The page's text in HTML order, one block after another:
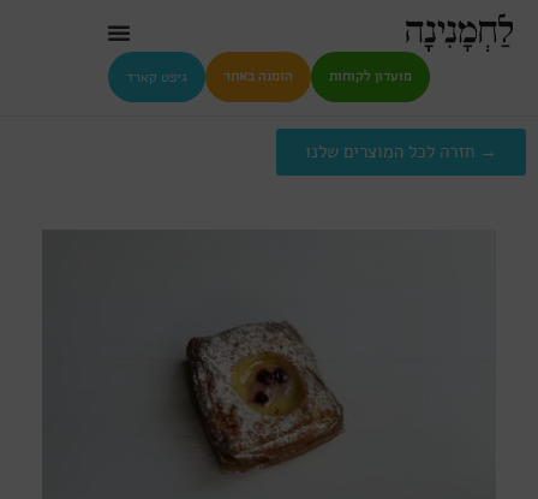
מועדון לקוחות הזמנה באתר גיפט קארד
→ חזרה לכל המוצרים שלנו